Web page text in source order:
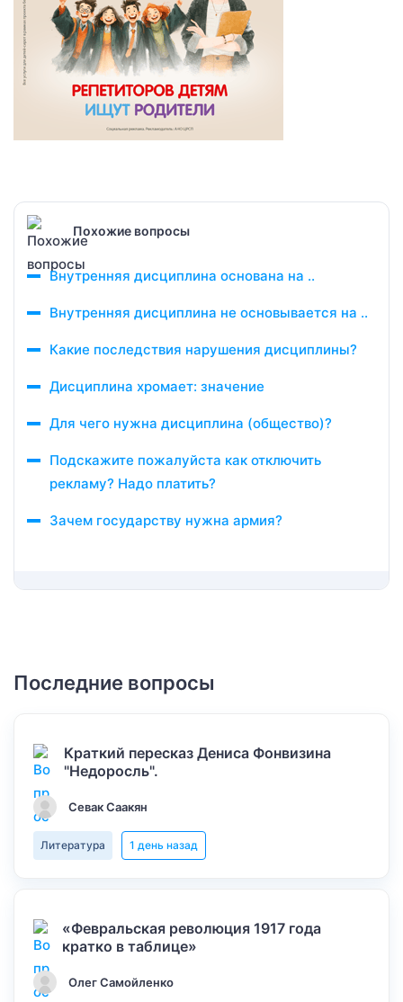
Похожие вопросы
Внутренняя дисциплина основана на ..
Внутренняя дисциплина не основывается на ..
Какие последствия нарушения дисциплины?
Дисциплина хромает: значение
Для чего нужна дисциплина (общество)?
Подскажите пожалуйста как отключить
рекламу? Надо платить?
Зачем государству нужна армия?
Последние вопросы
Краткий пересказ Дениса Фонвизина
"Недоросль".
Севак Саакян
Литература 1 день назад
«Февральская революция 1917 года
кратко в таблице»
Олег Самойленко